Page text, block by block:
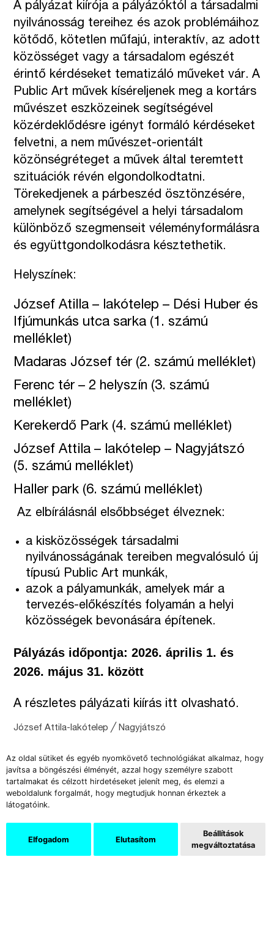
Az oldal sütiket és egyéb nyomkövető technológiákat alkalmaz, hogy
javítsa a böngészési élményét, azzal hogy személyre szabott
tartalmakat és célzott hirdetéseket jelenít meg, és elemzi a
weboldalunk forgalmát, hogy megtudjuk honnan érkeztek a
látogatóink.
Elfogadom Elutasítom
Beállítások
megváltoztatása
A pályázat kiírója a pályázóktól a társadalmi
nyilvánosság tereihez és azok problémáihoz
kötődő, kötetlen műfajú, interaktív, az adott
közösséget vagy a társadalom egészét
érintő kérdéseket tematizáló műveket vár. A
Public Art művek kíséreljenek meg a kortárs
művészet eszközeinek segítségével
közérdeklődésre igényt formáló kérdéseket
felvetni, a nem művészet-orientált
közönségréteget a művek által teremtett
szituációk révén elgondolkodtatni.
Törekedjenek a párbeszéd ösztönzésére,
amelynek segítségével a helyi társadalom
különböző szegmenseit véleményformálásra
és együttgondolkodásra késztethetik.
Helyszínek:
József Atilla – lakótelep – Dési Huber és
Ifjúmunkás utca sarka (1. számú
melléklet)
Madaras József tér (2. számú melléklet)
Ferenc tér – 2 helyszín (3. számú
melléklet)
Kerekerdő Park (4. számú melléklet)
József Attila – lakótelep – Nagyjátszó
(5. számú melléklet)
Haller park (6. számú melléklet)
Az elbírálásnál elsőbbséget élveznek:
a kisközösségek társadalmi
nyilvánosságának tereiben megvalósuló új
típusú Public Art munkák,
azok a pályamunkák, amelyek már a
tervezés-előkészítés folyamán a helyi
közösségek bevonására építenek.
Pályázás időpontja: 2026. április 1. és
2026. május 31. között
A részletes pályázati kiírás itt olvasható.
József Attila-lakótelep ╱ Nagyjátszó